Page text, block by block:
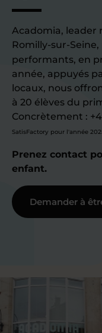
Acadomia, leader
Romilly-sur-
performants, en
année, appuyés
locaux, nous
à 20 élèves du
Concrètement :
SatisFactory pour l'année
Prenez contact
enfant.
Demander à